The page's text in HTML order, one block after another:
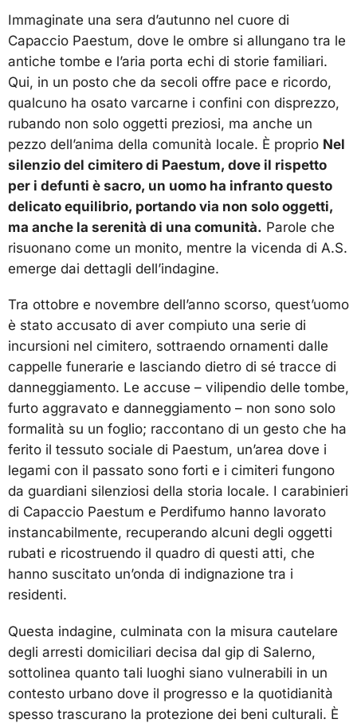
Immaginate una sera d’autunno nel cuore di
Capaccio Paestum, dove le ombre si allungano tra le
antiche tombe e l’aria porta echi di storie familiari.
Qui, in un posto che da secoli offre pace e ricordo,
qualcuno ha osato varcarne i confini con disprezzo,
rubando non solo oggetti preziosi, ma anche un
pezzo dell’anima della comunità locale. È proprio Nel
silenzio del cimitero di Paestum, dove il rispetto
per i defunti è sacro, un uomo ha infranto questo
delicato equilibrio, portando via non solo oggetti,
ma anche la serenità di una comunità. Parole che
risuonano come un monito, mentre la vicenda di A.S.
emerge dai dettagli dell’indagine.
Tra ottobre e novembre dell’anno scorso, quest’uomo
è stato accusato di aver compiuto una serie di
incursioni nel cimitero, sottraendo ornamenti dalle
cappelle funerarie e lasciando dietro di sé tracce di
danneggiamento. Le accuse – vilipendio delle tombe,
furto aggravato e danneggiamento – non sono solo
formalità su un foglio; raccontano di un gesto che ha
ferito il tessuto sociale di Paestum, un’area dove i
legami con il passato sono forti e i cimiteri fungono
da guardiani silenziosi della storia locale. I carabinieri
di Capaccio Paestum e Perdifumo hanno lavorato
instancabilmente, recuperando alcuni degli oggetti
rubati e ricostruendo il quadro di questi atti, che
hanno suscitato un’onda di indignazione tra i
residenti.
Questa indagine, culminata con la misura cautelare
degli arresti domiciliari decisa dal gip di Salerno,
sottolinea quanto tali luoghi siano vulnerabili in un
contesto urbano dove il progresso e la quotidianità
spesso trascurano la protezione dei beni culturali. È